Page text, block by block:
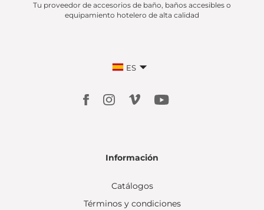
Tu proveedor de accesorios de baño, baños accesibles o
equipamiento hotelero de alta calidad
ES
Información
Catálogos
Términos y condiciones